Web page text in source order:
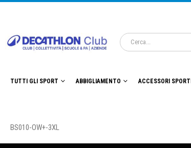
TUTTI GLI SPORT ABBIGLIAMENTO ACCESSORI
BS010-OW+-3XL